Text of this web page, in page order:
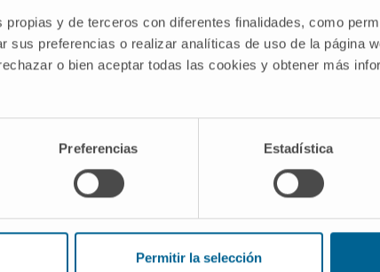
propias y de terceros con diferentes finalidades, como
sus preferencias o realizar analíticas de uso de la página
o bien aceptar todas las cookies y obtener más
Preferencias Estadística
Permitir la selección
diafragma?
literalmente "muro que separa", ya empleada por
y llegó al castellano en 1493. En la Grecia clásica, el
que designaba a la vez el diafragma y la mente,
términos aparentemente distantes como frénico y
del diafragma?
lumbar. La esternal es corta y se inserta en el
La lumbar arranca de las tres primeras
en el centro tendinoso, la parte no contráctil sobre